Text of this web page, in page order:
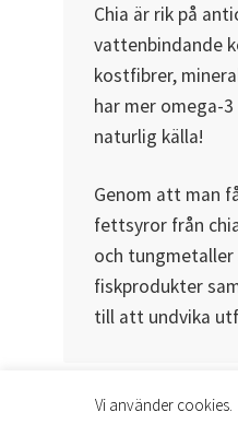
Chia är rik på
vattenbindande
kostfibrer,
har mer omega-
naturlig källa!
Genom att man
fettsyror från
och tungmetaller
fiskprodukter
till att undvika
Vi använder cookies.